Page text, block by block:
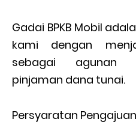
Gadai BPKB Mobil
kami dengan
sebagai agunan
pinjaman dana tunai.
Persyaratan Pengajuan